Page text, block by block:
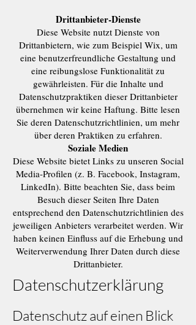
Drittanbieter-Dienste
Diese Website nutzt Dienste von
Drittanbietern, wie zum Beispiel Wix, um
eine benutzerfreundliche Gestaltung und
eine reibungslose Funktionalität zu
gewährleisten. Für die Inhalte und
Datenschutzpraktiken dieser Drittanbieter
übernehmen wir keine Haftung. Bitte lesen
Sie deren Datenschutzrichtlinien, um mehr
über deren Praktiken zu erfahren.
Soziale Medien
Diese Website bietet Links zu unseren Social
Media-Profilen (z. B. Facebook, Instagram,
LinkedIn). Bitte beachten Sie, dass beim
Besuch dieser Seiten Ihre Daten
entsprechend den Datenschutzrichtlinien des
jeweiligen Anbieters verarbeitet werden. Wir
haben keinen Einfluss auf die Erhebung und
Weiterverwendung Ihrer Daten durch diese
Drittanbieter.
Datenschutzerklärung
Datenschutz auf einen Blick